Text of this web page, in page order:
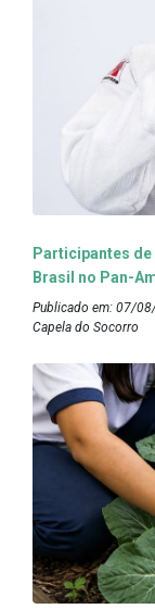
Participantes
Brasil no Pan-
Publicado em: 07/
Capela do Socorro